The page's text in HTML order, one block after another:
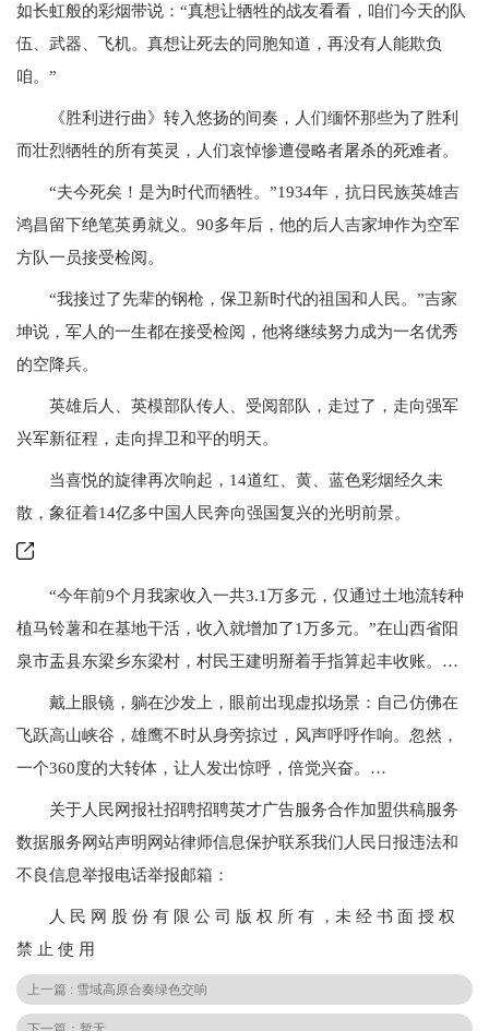
如长虹般的彩烟带说：“真想让牺牲的战友看看，咱们今天的队
伍、武器、飞机。真想让死去的同胞知道，再没有人能欺负
咱。”
《胜利进行曲》转入悠扬的间奏，人们缅怀那些为了胜利
而壮烈牺牲的所有英灵，人们哀悼惨遭侵略者屠杀的死难者。
“夫今死矣！是为时代而牺牲。”1934年，抗日民族英雄吉
鸿昌留下绝笔英勇就义。90多年后，他的后人吉家坤作为空军
方队一员接受检阅。
“我接过了先辈的钢枪，保卫新时代的祖国和人民。”吉家
坤说，军人的一生都在接受检阅，他将继续努力成为一名优秀
的空降兵。
英雄后人、英模部队传人、受阅部队，走过了，走向强军
兴军新征程，走向捍卫和平的明天。
当喜悦的旋律再次响起，14道红、黄、蓝色彩烟经久未
散，象征着14亿多中国人民奔向强国复兴的光明前景。
“今年前9个月我家收入一共3.1万多元，仅通过土地流转种
植马铃薯和在基地干活，收入就增加了1万多元。”在山西省阳
泉市盂县东梁乡东梁村，村民王建明掰着手指算起丰收账。…
戴上眼镜，躺在沙发上，眼前出现虚拟场景：自己仿佛在
飞跃高山峡谷，雄鹰不时从身旁掠过，风声呼呼作响。忽然，
一个360度的大转体，让人发出惊呼，倍觉兴奋。…
关于人民网报社招聘招聘英才广告服务合作加盟供稿服务
数据服务网站声明网站律师信息保护联系我们人民日报违法和
不良信息举报电话举报邮箱：
人 民 网 股 份 有 限 公 司 版 权 所 有 ，未 经 书 面 授 权
禁 止 使 用
上一篇 : 雪域高原合奏绿色交响